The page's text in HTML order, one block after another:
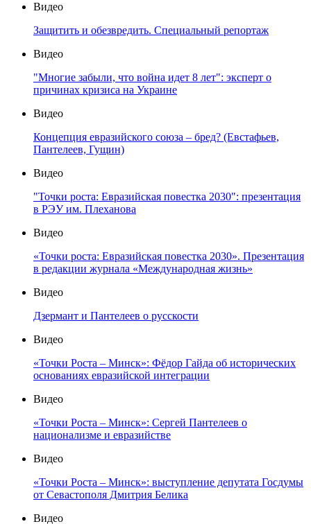
Видео
Защитить и обезвредить. Специальный репортаж
Видео
"Многие забыли, что война идет 8 лет": эксперт о
причинах кризиса на Украине
Видео
Концепция евразийского союза – бред? (Евстафьев,
Пантелеев, Гущин)
Видео
"Точки роста: Евразийская повестка 2030": презентация
в РЭУ им. Плеханова
Видео
«Точки роста: Евразийская повестка 2030». Презентация
в редакции журнала «Международная жизнь»
Видео
Дзермант и Пантелеев о русскости
Видео
«Точки Роста – Минск»: Фёдор Гайда об исторических
основаниях евразийской интеграции
Видео
«Точки Роста – Минск»: Сергей Пантелеев о
национализме и евразийстве
Видео
«Точки Роста – Минск»: выступление депутата Госдумы
от Севастополя Дмитрия Белика
Видео